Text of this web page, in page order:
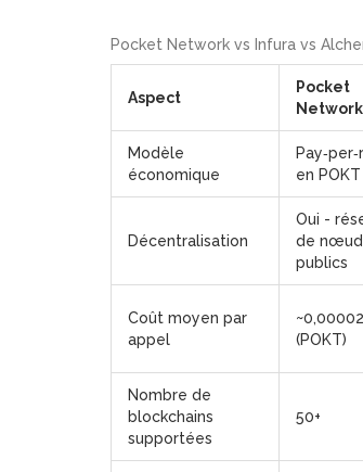
Pocket Network vs Infura vs
Aspect
Pocket
Network
Modèle
économique
en POKT
Décentralisation
Oui -
de
publics
Coût moyen par
appel
(POKT)
Nombre de
blockchains
supportées
50+